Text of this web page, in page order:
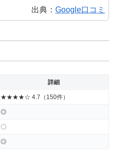
出典： Google口コミ
詳細
★★★★☆ 4.7（150件）
◎
〇
◎